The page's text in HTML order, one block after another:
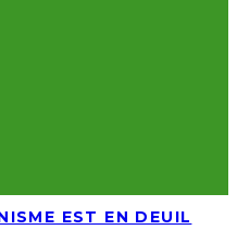
EST EN DEUIL